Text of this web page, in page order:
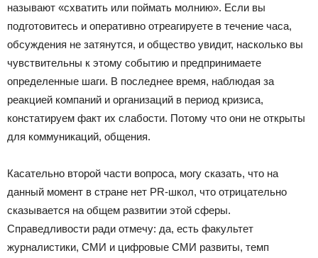
называют «схватить или поймать молнию». Если вы
подготовитесь и оперативно отреагируете в течение часа,
обсуждения не затянутся, и общество увидит, насколько вы
чувствительны к этому событию и предпринимаете
определенные шаги. В последнее время, наблюдая за
реакцией компаний и организаций в период кризиса,
констатируем факт их слабости. Потому что они не открыты
для коммуникаций, общения.
Касательно второй части вопроса, могу сказать, что на
данный момент в стране нет PR-школ, что отрицательно
сказывается на общем развитии этой сферы.
Справедливости ради отмечу: да, есть факультет
журналистики, СМИ и цифровые СМИ развиты, темп